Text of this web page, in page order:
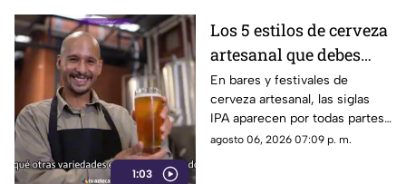
1:03
Los 5 estilos de cerveza
artesanal que debes
conocer
En bares y festivales de
cerveza artesanal, las siglas
IPA aparecen por todas partes.
Pero, ¿qué significa realmente
agosto 06, 2026 07:09 p. m.